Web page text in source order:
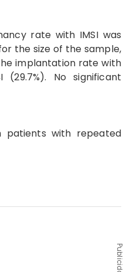
rate with IMSI was
the size of the sample,
implantation rate with
(29.7%). No significant
patients with repeated
Publicidad